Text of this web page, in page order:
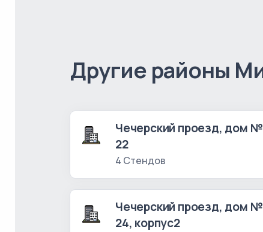
Другие районы
Чечерский проезд, дом №
22
4 Стендов
Чечерский проезд, дом №
24, корпус2